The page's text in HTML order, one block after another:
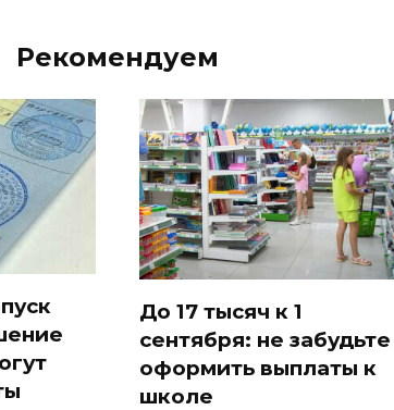
Рекомендуем
До 17 тысяч к 1
сентября: не забудьте
оформить выплаты к
школе